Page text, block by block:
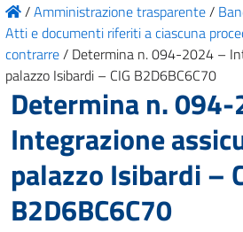
/Amministrazione trasparente/
Atti e documenti riferiti a ciascuna
contrarre/ Determina n. 094-2024 –
palazzo Isibardi – CIG B2D6BC6C70
Determina n.
Integrazione
palazzo Isibardi –
B2D6BC6C70